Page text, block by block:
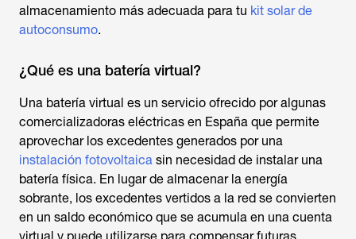
almacenamiento más adecuada para tu kit solar de
autoconsumo.
¿Qué es una batería virtual?
Una batería virtual es un servicio ofrecido por algunas
comercializadoras eléctricas en España que permite
aprovechar los excedentes generados por una
instalación fotovoltaica sin necesidad de instalar una
batería física. En lugar de almacenar la energía
sobrante, los excedentes vertidos a la red se convierten
en un saldo económico que se acumula en una cuenta